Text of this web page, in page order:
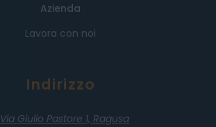
Azienda
Lavora con noi
Indirizzo
Via Giulio Pastore 1, Ragusa